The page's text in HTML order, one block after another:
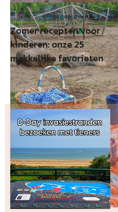
Zomer recepten voor
kinderen: onze 25
makkelijke favorieten